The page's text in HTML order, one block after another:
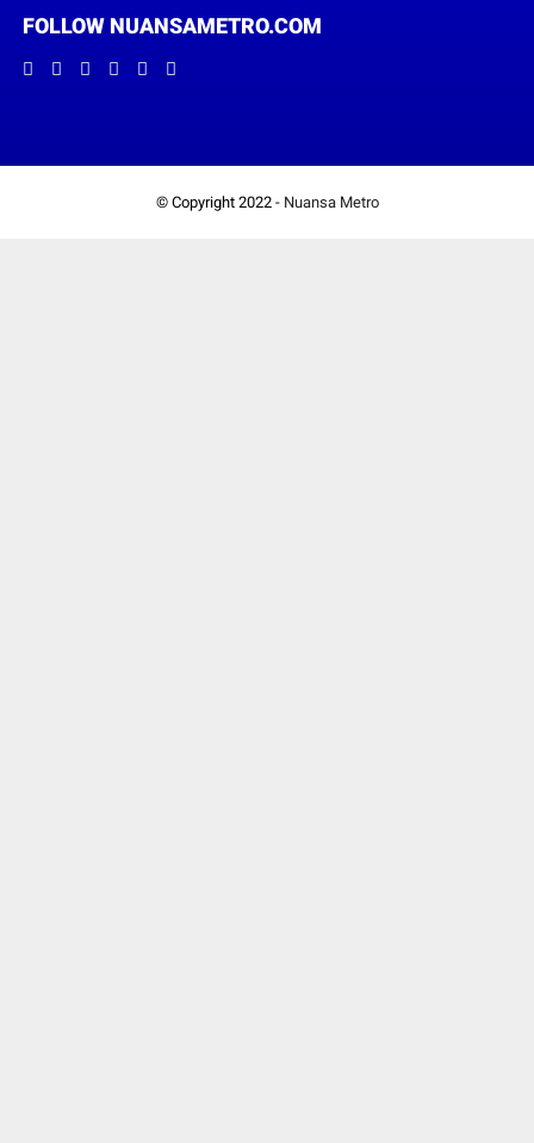
FOLLOW NUANSAMETRO.COM
© Copyright 2022 - Nuansa Metro